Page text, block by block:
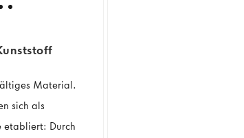
Material.
sich als
etabliert: Durch